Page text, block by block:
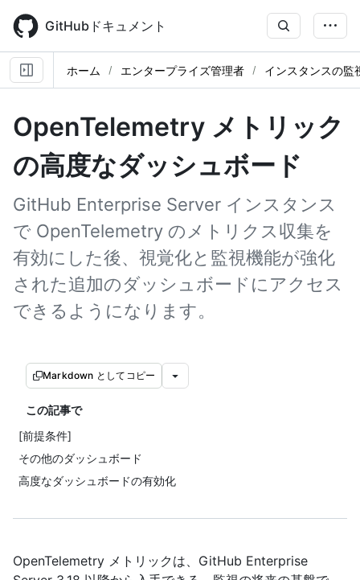
main
content
GitHubドキュメント
ホーム エンタープライズ管理者 インスタンスの監
OpenTelemetry メトリック
の高度なダッシュボード
GitHub Enterprise Server インスタンス
で OpenTelemetry のメトリクス収集を
有効にした後、視覚化と監視機能が強化
された追加のダッシュボードにアクセス
できるようになります。
Markdown としてコピー
この記事で
[前提条件]
その他のダッシュボード
高度なダッシュボードの有効化
OpenTelemetry メトリックは、GitHub Enterprise